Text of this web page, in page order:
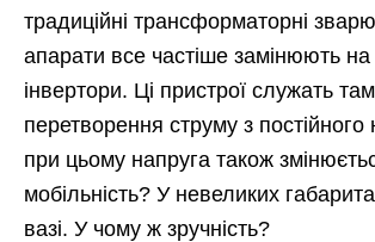
традиційні трансформаторні
апарати все частіше замінюють
інвертори. Ці пристрої служать
перетворення струму з постійного
при цьому напруга також
мобільність? У невеликих
вазі. У чому ж зручність?